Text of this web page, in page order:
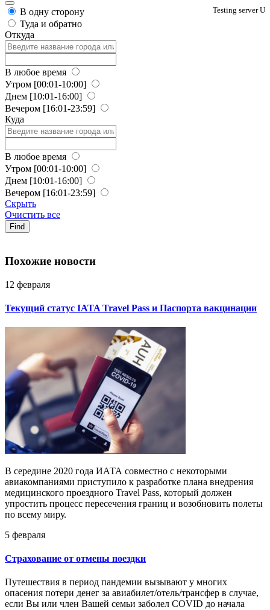
Testing server U
В одну сторону
Туда и обратно
Откуда
В любое время
Утром [00:01-10:00]
Днем [10:01-16:00]
Вечером [16:01-23:59]
Куда
В любое время
Утром [00:01-10:00]
Днем [10:01-16:00]
Вечером [16:01-23:59]
Скрыть
Очистить все
Find
Похожие новости
12 февраля
Текущий статус IATA Travel Pass и Паспорта вакцинации
В середине 2020 года ИАТА совместно с некоторыми
авиакомпаниями приступило к разработке плана внедрения
медицинского проездного Travel Pass, который должен
упростить процесс пересечения границ и возобновить полеты
по всему миру.
5 февраля
Страхование от отмены поездки
Путешествия в период пандемии вызывают у многих
опасения потери денег за авиабилет/отель/трансфер в случае,
если Вы или член Вашей семьи заболел COVID до начала